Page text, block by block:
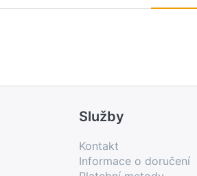
Služby
Kontakt
Informace o doručení